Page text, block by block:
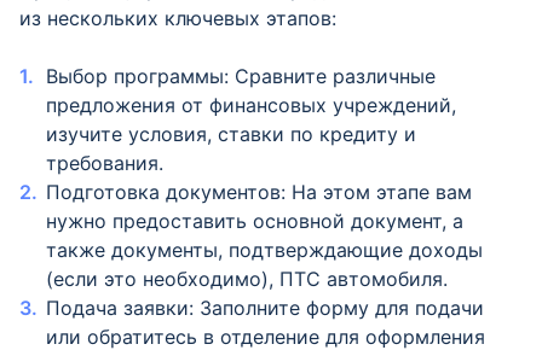
из нескольких ключевых этапов:
Выбор программы: Сравните различные
предложения от финансовых учреждений,
изучите условия, ставки по кредиту и
требования.
Подготовка документов: На этом этапе вам
нужно предоставить основной документ, а
также документы, подтверждающие доходы
(если это необходимо), ПТС автомобиля.
Подача заявки: Заполните форму для подачи
или обратитесь в отделение для оформления